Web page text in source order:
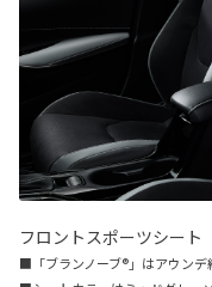
フロントスポーツシート
■「ブランノーブ®」はアウンデ